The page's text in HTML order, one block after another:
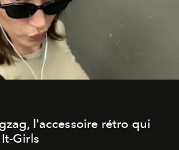
l'accessoire rétro qui
Girls